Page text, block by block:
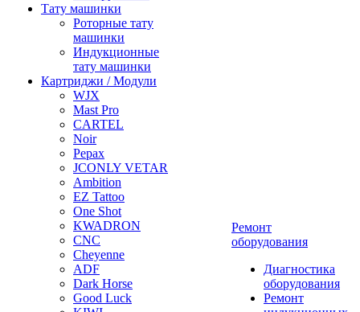
Тату машинки
Роторные тату
машинки
Индукционные
тату машинки
Картриджи / Модули
WJX
Mast Pro
CARTEL
Noir
Pepax
JCONLY VETAR
Ambition
EZ Tattoo
One Shot
KWADRON
CNC
Cheyenne
ADF
Dark Horse
Good Luck
Ремонт
оборудования
Диагностика
оборудования
Ремонт